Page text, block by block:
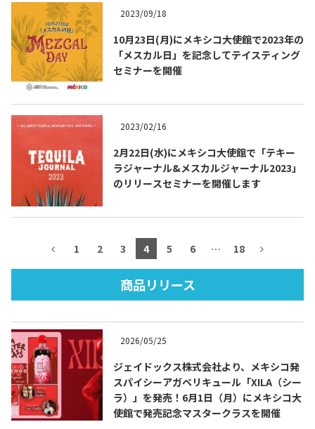
テキーラとは
テキーラマーケット
メキシコ料理
メキシコの記念日 トピックス
イベント一覧
テキーラ・メスカルが 飲めるバー
2023/09/18
10月23日(月)にメキシコ大使館で2023年の
「メスカル日」を記念してテイスティング
セミナーを開催
2023/02/16
2月22日(水)にメキシコ大使館で「テキー
ラジャーナル&メスカルジャーナル2023」
のリリースセミナーを開催します
1 2 3 4 5 6 … 18
商品リリース
2026/05/25
ジェイドックス株式会社より、メキシコ発
スパイシーアガベリキュール「XILA（シー
ラ）」を発売！6月1日（月）にメキシコ大
使館で発売記念マスタークラスを開催